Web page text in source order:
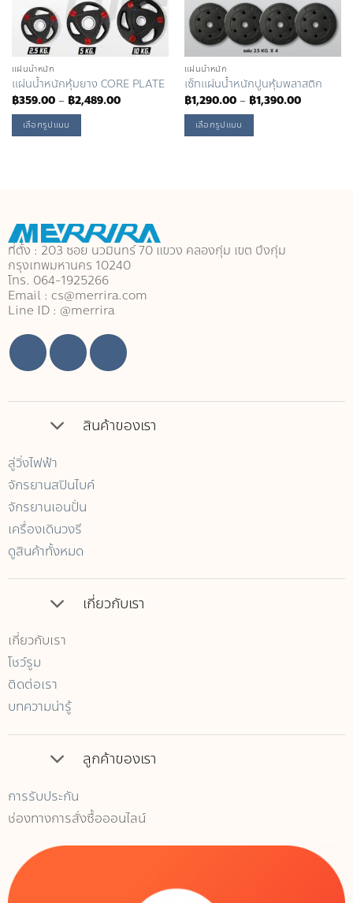
may
be
chosen
on
the
product
page
be
chosen
on
the
product
page
แผ่นน้ำหนัก
แผ่นน้ำหนักหุ้มยาง CORE PLATE
฿359.00 – ฿2,489.00Price
เลือกรูปแบบ
variants.
The
options
may
be
chosen
on
the
product
แผ่นน้ำหนัก
เซ็ทแผ่นน้ำหนักปูนหุ้มพลาสติก
฿1,290.00 – ฿1,390.00Price
เลือกรูปแบบ
options
ที่ตั้ง : 203 ซอย นวมินทร์ 70 แขวง คลองกุ่ม เขต บึงกุ่ม
กรุงเทพมหานคร 10240
โทร. 064-1925266
Email : cs@merrira.com
Line ID : @merrira
สินค้าของเรา
ลู่วิ่งไฟฟ้า
จักรยานสปินไบค์
จักรยานเอนปั่น
เครื่องเดินวงรี
ดูสินค้าทั้งหมด
เกี่ยวกับเรา
เกี่ยวกับเรา
โชว์รูม
ติดต่อเรา
บทความน่ารู้
ลูกค้าของเรา
การรับประกัน
ช่องทางการสั่งซื้อออนไลน์